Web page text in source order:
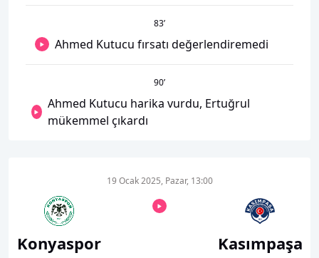
83’
Ahmed Kutucu fırsatı değerlendiremedi
90’
Ahmed Kutucu harika vurdu, Ertuğrul
mükemmel çıkardı
Konyaspor
19 Ocak 2025, Pazar, 13:00
Kasımpaşa